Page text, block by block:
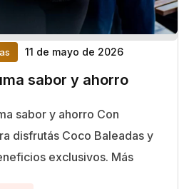
11 de mayo de 2026
sabor y ahorro
sabor y ahorro Con
disfrutás Coco Baleadas y
exclusivos. Más